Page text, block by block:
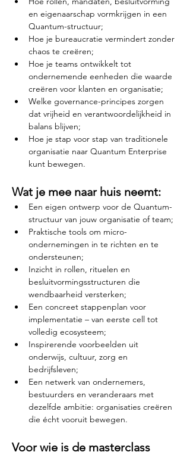
en eigenaarschap vormkrijgen in een
Quantum-structuur;
Hoe je bureaucratie vermindert zonder
chaos te creëren;
Hoe je teams ontwikkelt tot
ondernemende eenheden die waarde
creëren voor klanten en organisatie;
Welke governance-principes zorgen
dat vrijheid en verantwoordelijkheid in
balans blijven;
Hoe je stap voor stap van traditionele
organisatie naar Quantum Enterprise
kunt bewegen.
Wat je mee naar huis neemt:
Een eigen ontwerp voor de Quantum-
structuur van jouw organisatie of team;
Praktische tools om micro-
ondernemingen in te richten en te
ondersteunen;
Inzicht in rollen, rituelen en
besluitvormingsstructuren die
wendbaarheid versterken;
Een concreet stappenplan voor
implementatie – van eerste cell tot
volledig ecosysteem;
Inspirerende voorbeelden uit
onderwijs, cultuur, zorg en
bedrijfsleven;
Een netwerk van ondernemers,
bestuurders en veranderaars met
dezelfde ambitie: organisaties creëren
die écht vooruit bewegen.
Voor wie is de masterclass